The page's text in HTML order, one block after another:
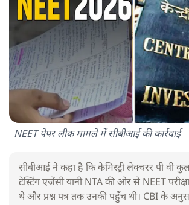
NEET पेपर लीक मामले में सीबीआई की कार्रवाई
सीबीआई ने कहा है कि केमिस्ट्री लेक्चरर पी वी
टेस्टिंग एजेंसी यानी NTA की ओर से NEET परीक्षा
थे और प्रश्न पत्र तक उनकी पहुँच थी। CBI के